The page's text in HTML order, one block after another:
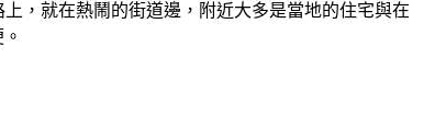
，就在熱鬧的街道邊，附近大多是當地的住宅與在